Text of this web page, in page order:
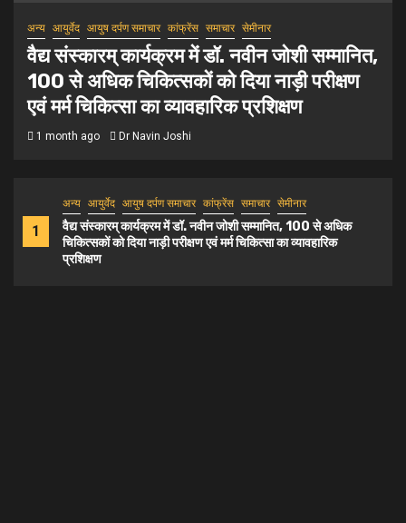
1
अन्य आयुर्वेद आयुष दर्पण समाचार कांफ्रेंस समाचार सेमीनार
वैद्य संस्कारम् कार्यक्रम में डॉ. नवीन जोशी सम्मानित, 100 से अधिक
चिकित्सकों को दिया नाड़ी परीक्षण एवं मर्म चिकित्सा का व्यावहारिक
प्रशिक्षण
अन्य आयुर्वेद आयुष दर्पण समाचार कांफ्रेंस समाचार सेमीनार
वैद्य संस्कारम् कार्यक्रम में डॉ. नवीन जोशी सम्मानित,
100 से अधिक चिकित्सकों को दिया नाड़ी परीक्षण
एवं मर्म चिकित्सा का व्यावहारिक प्रशिक्षण
1 month ago Dr Navin Joshi